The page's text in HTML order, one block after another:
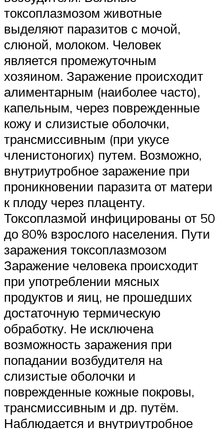
токсоплазмозом животные
выделяют паразитов с мочой,
слюной, молоком. Человек
является промежуточным
хозяином. Заражение происходит
алиментарным (наиболее часто),
капельным, через поврежденные
кожу и слизистые оболочки,
трансмиссивным (при укусе
членистоногих) путем. Возможно,
внутриутробное заражение при
проникновении паразита от матери
к плоду через плаценту.
Токсоплазмой инфицированы от 50
до 80% взрослого населения. Пути
заражения токсоплазмозом
Заражение человека происходит
при употреблении мясных
продуктов и яиц, не прошедших
достаточную термическую
обработку. Не исключена
возможность заражения при
попадании возбудителя на
слизистые оболочки и
поврежденные кожные покровы,
трансмиссивным и др. путём.
Наблюдается и внутриутробное